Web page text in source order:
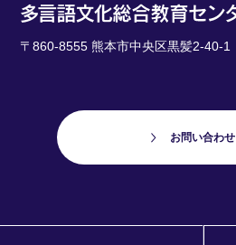
〒860-8555 熊本市中央区黒髪2-40-1
お問い合わせ